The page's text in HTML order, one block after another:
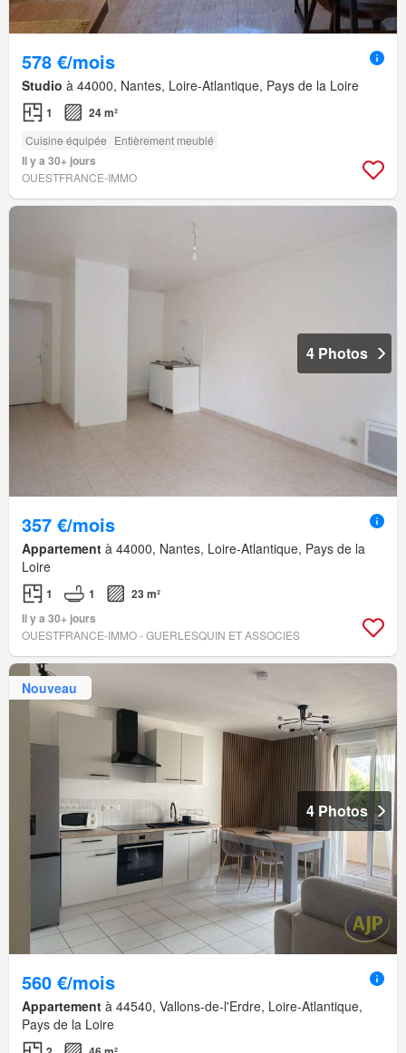
578 €/mois
Studio à 44000, Nantes, Loire-Atlantique, Pays de la Loire
1 24 m²
Cuisine équipée Entièrement meublé
Il y a 30+ jours
OUESTFRANCE-IMMO
4 Photos
357 €/mois
Appartement à 44000, Nantes, Loire-Atlantique, Pays de la
Loire
1 1
23 m²
Il y a 30+ jours
OUESTFRANCE-IMMO - GUERLESQUIN ET ASSOCIES
Nouveau
4 Photos
560 €/mois
Appartement à 44540, Vallons-de-l'Erdre, Loire-Atlantique,
Pays de la Loire